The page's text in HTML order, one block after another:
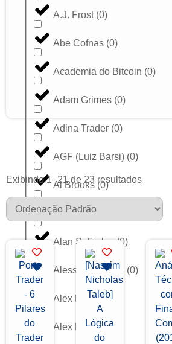
A.J. Frost (0)
Abe Cofnas (0)
Academia do Bitcoin (0)
Adam Grimes (0)
Adina Trader (0)
AGF (Luiz Barsi) (0)
Al Brooks (0)
Alan Ghani
Alan S. Farley (0)
Alessandro Dias (0)
Alex Martins(0
Alex Nekritin(0
Exibindo 1–21 de 23 resultados